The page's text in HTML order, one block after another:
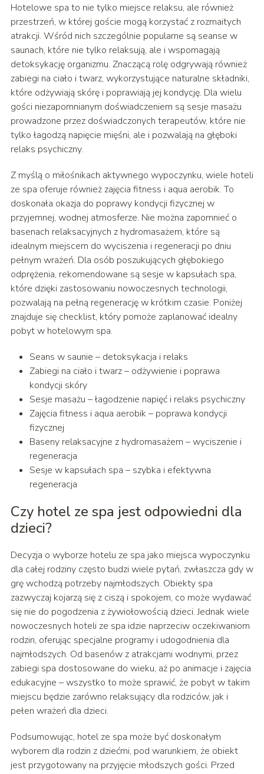
Hotelowe spa to nie tylko miejsce relaksu, ale również
przestrzeń, w której goście mogą korzystać z rozmaitych
atrakcji. Wśród nich szczególnie popularne są seanse w
saunach, które nie tylko relaksują, ale i wspomagają
detoksykację organizmu. Znaczącą rolę odgrywają również
zabiegi na ciało i twarz, wykorzystujące naturalne składniki,
które odżywiają skórę i poprawiają jej kondycję. Dla wielu
gości niezapomnianym doświadczeniem są sesje masażu
prowadzone przez doświadczonych terapeutów, które nie
tylko łagodzą napięcie mięśni, ale i pozwalają na głęboki
relaks psychiczny.
Z myślą o miłośnikach aktywnego wypoczynku, wiele hoteli
ze spa oferuje również zajęcia fitness i aqua aerobik. To
doskonała okazja do poprawy kondycji fizycznej w
przyjemnej, wodnej atmosferze. Nie można zapomnieć o
basenach relaksacyjnych z hydromasażem, które są
idealnym miejscem do wyciszenia i regeneracji po dniu
pełnym wrażeń. Dla osób poszukujących głębokiego
odprężenia, rekomendowane są sesje w kapsułach spa,
które dzięki zastosowaniu nowoczesnych technologii,
pozwalają na pełną regenerację w krótkim czasie. Poniżej
znajduje się checklist, który pomoże zaplanować idealny
pobyt w hotelowym spa.
Seans w saunie – detoksykacja i relaks
Zabiegi na ciało i twarz – odżywienie i poprawa
kondycji skóry
Sesje masażu – łagodzenie napięć i relaks psychiczny
Zajęcia fitness i aqua aerobik – poprawa kondycji
fizycznej
Baseny relaksacyjne z hydromasażem – wyciszenie i
regeneracja
Sesje w kapsułach spa – szybka i efektywna
regeneracja
Czy hotel ze spa jest odpowiedni dla
dzieci?
Decyzja o wyborze hotelu ze spa jako miejsca wypoczynku
dla całej rodziny często budzi wiele pytań, zwłaszcza gdy w
grę wchodzą potrzeby najmłodszych. Obiekty spa
zazwyczaj kojarzą się z ciszą i spokojem, co może wydawać
się nie do pogodzenia z żywiołowością dzieci. Jednak wiele
nowoczesnych hoteli ze spa idzie naprzeciw oczekiwaniom
rodzin, oferując specjalne programy i udogodnienia dla
najmłodszych. Od basenów z atrakcjami wodnymi, przez
zabiegi spa dostosowane do wieku, aż po animacje i zajęcia
edukacyjne – wszystko to może sprawić, że pobyt w takim
miejscu będzie zarówno relaksujący dla rodziców, jak i
pełen wrażeń dla dzieci.
Podsumowując, hotel ze spa może być doskonałym
wyborem dla rodzin z dziećmi, pod warunkiem, że obiekt
jest przygotowany na przyjęcie młodszych gości. Przed